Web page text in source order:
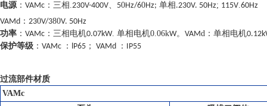
电源：VAMc：三相 .230V-400V、 50Hz/60Hz; 单相.230V. 50Hz; 115V.60Hz
VAMd：230V/380V. 50Hz
功率 ：VAMc ： 三相电机0.07kW. 单相电机0.06kW。 VAMd： 单相电机
保护等级：VAMc ： lP65 ； VAMd ： IP55
过流部件材质
VAMc